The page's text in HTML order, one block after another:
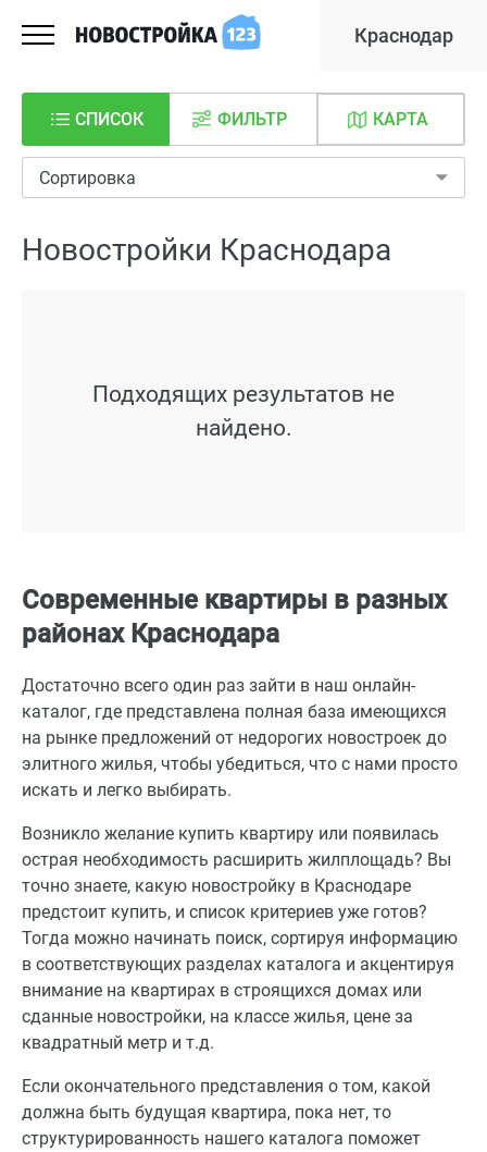
Краснодар
СПИСОК КАРТА
ФИЛЬТР
Сортировка
Новостройки Краснодара
Подходящих результатов не
найдено.
Современные квартиры в разных
районах Краснодара
Достаточно всего один раз зайти в наш онлайн-
каталог, где представлена полная база имеющихся
на рынке предложений от недорогих новостроек до
элитного жилья, чтобы убедиться, что с нами просто
искать и легко выбирать.
Возникло желание купить квартиру или появилась
острая необходимость расширить жилплощадь? Вы
точно знаете, какую новостройку в Краснодаре
предстоит купить, и список критериев уже готов?
Тогда можно начинать поиск, сортируя информацию
в соответствующих разделах каталога и акцентируя
внимание на квартирах в строящихся домах или
сданные новостройки, на классе жилья, цене за
квадратный метр и т.д.
Если окончательного представления о том, какой
должна быть будущая квартира, пока нет, то
структурированность нашего каталога поможет